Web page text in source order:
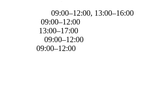
09:00–12:00, 13:00–16:00
09:00–12:00
13:00–17:00
09:00–12:00
09:00–12:00